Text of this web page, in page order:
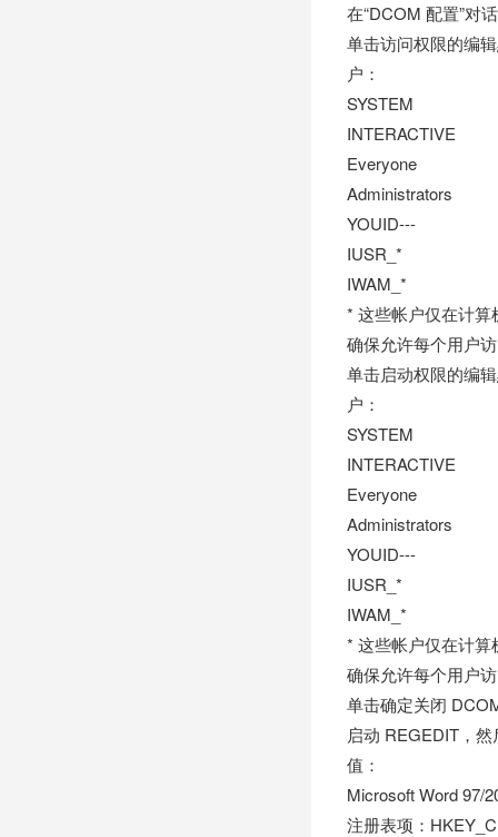
在“DCOM 配置”对
单击访问权限的编
户：
SYSTEM
INTERACTIVE
Everyone
Administrators
YOUID---
IUSR_ *
IWAM_ *
* 这些帐户仅在计算
确保允许每个用户
单击启动权限的编
户：
SYSTEM
INTERACTIVE
Everyone
Administrators
YOUID---
IUSR_ *
IWAM_ *
* 这些帐户仅在计
确保允许每个用户
单击确定关闭
启动 REGEDIT，
值：
Microsoft Word 97/
注册表项：